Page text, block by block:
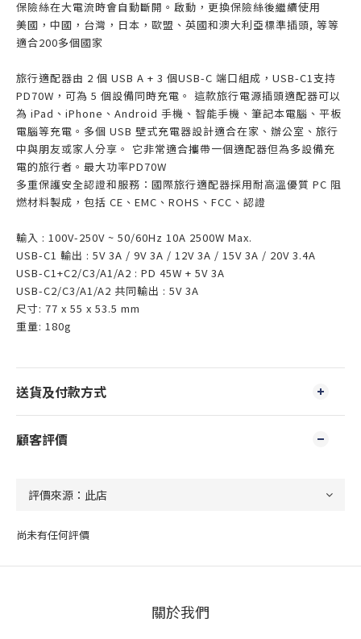
保險絲在大電流時會自動斷開。啟動，更換保險絲後繼續使用
美國，中國，台灣，日本，歐盟、英國和澳大利亞標準插頭, 等等
適合200多個國家
旅行適配器由 2 個 USB A + 3 個USB-C 端口組成，USB-C1支持
PD70W，可為 5 個設備同時充電。 這款旅行電源插頭適配器可以
為 iPad、iPhone、Android 手機、智能手機、筆記本電腦、平板
電腦等充電。多個 USB 壁式充電器設計適合在家、辦公室、旅行
中與朋友或家人分享。 它非常適合攜帶一個適配器但為多設備充
電的旅行者。最大功率PD70W
多重保護安全認證和服務：國際旅行適配器採用耐高溫優質 PC 阻
燃材料製成，包括 CE、EMC、ROHS、FCC、認證
輸入 : 100V-250V ~ 50/60Hz 10A 2500W Max.
USB-C1 輸出 : 5V 3A / 9V 3A / 12V 3A / 15V 3A / 20V 3.4A
USB-C1+C2/C3/A1/A2 : PD 45W + 5V 3A
USB-C2/C3/A1/A2 共同輸出 : 5V 3A
尺寸: 77 x 55 x 53.5 mm
重量: 180g
送貨及付款方式
顧客評價
尚未有任何評價
關於我們